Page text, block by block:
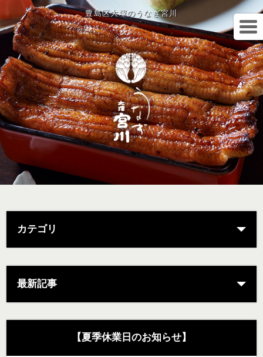
豊島区大塚のうなぎ宮川
カテゴリ
最新記事
【夏季休業日のお知らせ】